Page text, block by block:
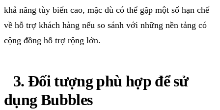
khả năng tùy biến cao, mặc dù có thể gặp một số hạn chế
về hỗ trợ khách hàng nếu so sánh với những nền tảng có
cộng đồng hỗ trợ rộng lớn.
3. Đối tượng phù hợp để sử
dụng Bubbles